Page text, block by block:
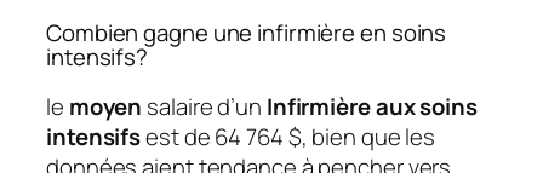
Combien gagne une infirmière en soins
intensifs?
le moyen salaire d’un Infirmière aux soins
intensifsest de 64 764 $, bien que les
données aient tendance à pencher vers